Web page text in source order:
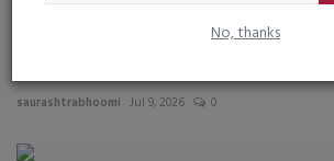
No, thanks
saurashtrabhoomi Jul 9, 2026 0